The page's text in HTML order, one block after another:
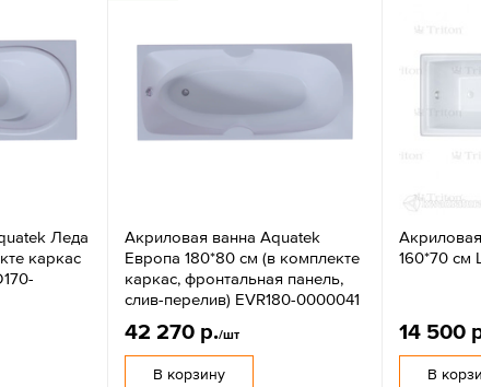
Леда
каркас
Акриловая ванна Aquatek
Европа 180*80 см (в комплекте
каркас, фронтальная панель,
слив-перелив) EVR180-0000041
42 270 р./шт
В корзину
160*70 см
14 500
В